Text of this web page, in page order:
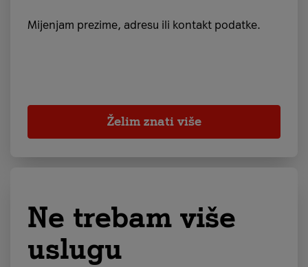
Mijenjam prezime, adresu ili kontakt podatke.
Želim znati više
Ne trebam više
uslugu